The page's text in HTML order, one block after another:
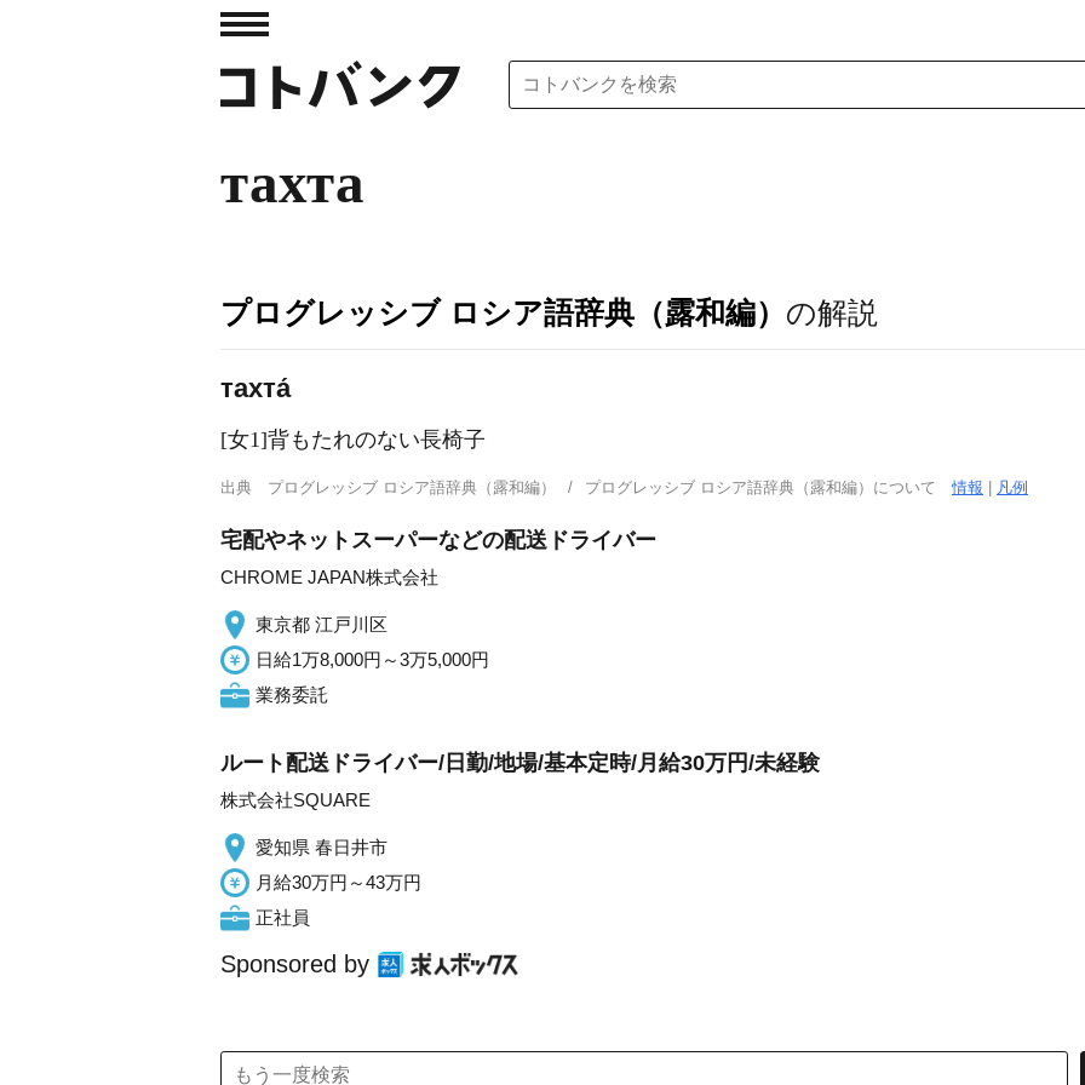
тахта
プログレッシブ ロシア語辞典（露和編） の解説
тахта́
[女1]背もたれのない長椅子
出典 プログレッシブ ロシア語辞典（露和編） プログレッシブ ロシア語辞典（露和編）について情報 凡例
宅配やネットスーパーなどの配送ドライバー
CHROME JAPAN株式会社
東京都 江戸川区
日給1万8,000円～3万5,000円
業務委託
ルート配送ドライバー/日勤/地場/基本定時/月給30万円/未経験
株式会社SQUARE
愛知県 春日井市
月給30万円～43万円
正社員
Sponsored by